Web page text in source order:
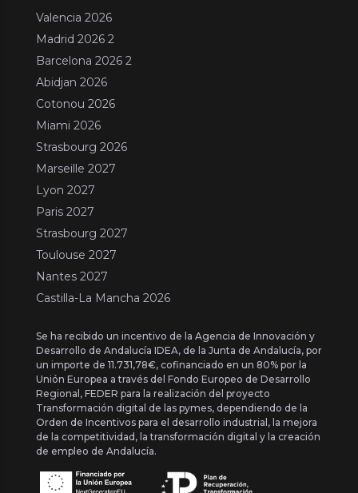
Valencia 2026
Madrid 2026 2
Barcelona 2026 2
Abidjan 2026
Cotonou 2026
Miami 2026
Strasbourg 2026
Marseille 2027
Lyon 2027
Paris 2027
Strasbourg 2027
Toulouse 2027
Nantes 2027
Castilla-La Mancha 2026
Se ha recibido un incentivo de la Agencia de Innovación y
Desarrollo de Andalucía IDEA, de la Junta de Andalucía, por
un importe de 11.731,78€, cofinanciado en un 80% por la
Unión Europea a través del Fondo Europeo de Desarrollo
Regional, FEDER para la realización del proyecto
Transformación digital de las pymes, dependiendo de la
Orden de Incentivos para el desarrollo industrial, la mejora
de la competitividad, la transformación digital y la creación
de empleo de Andalucía.